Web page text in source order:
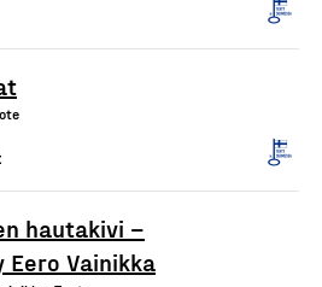
hautakivi –
Eero Vainikka